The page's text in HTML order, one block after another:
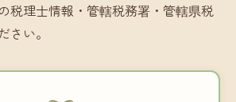
税理士情報・管轄税務署・管轄県税
さい。